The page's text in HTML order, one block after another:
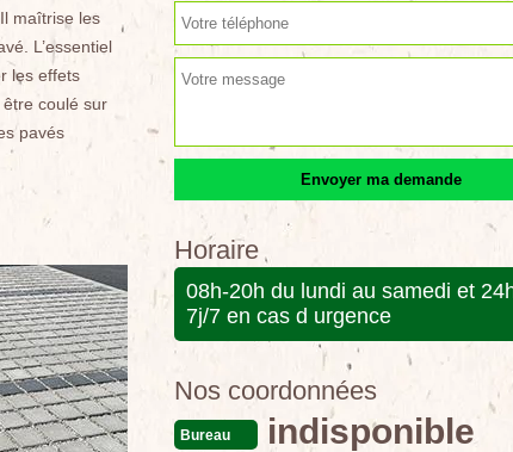
maîtrise les
L’essentiel
les effets
coulé sur
pavés
Horaire
08h-20h du lundi au samedi et
7j/7 en cas d urgence
Nos coordonnées
Bureau indisponible